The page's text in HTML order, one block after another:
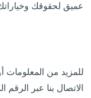
عميق لحقوقك وخياراتك
للمزيد من المعلومات
الاتصال بنا عبر